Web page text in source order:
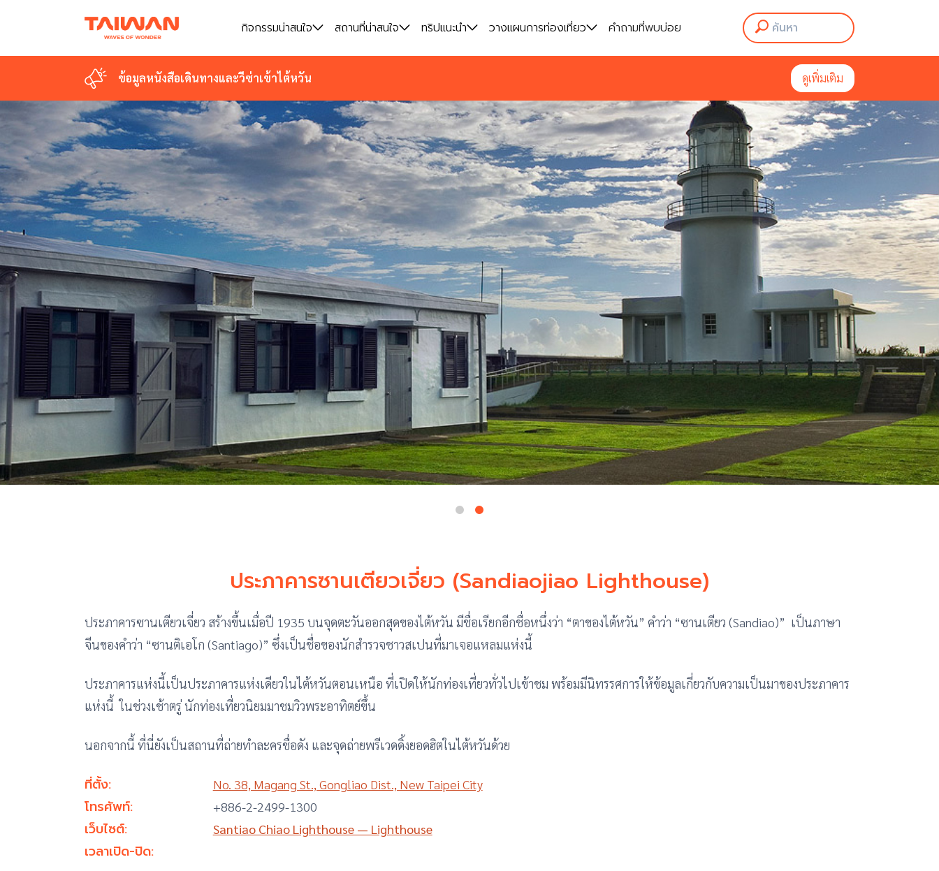
กิจกรรมน่าสนใจ สถานที่น่าสนใจ ทริปแนะนำ วางแผนการท่องเที่ยว คำถามที่พบบ่อย
ข้อมูลหนังสือเดินทางและวีซ่าเข้าไต้หวัน ดูเพิ่มเติม
ประภาคารซานเตียวเจี่ยว (Sandiaojiao Lighthouse)
ประภาคารซานเตียวเจี่ยว สร้างขึ้นเมื่อปี 1935 บนจุดตะวันออกสุดของไต้หวัน มีชื่อเรียกอีกชื่อหนึ่งว่า “ตาของไต้หวัน” คำว่า “ซานเตียว (Sandiao)” เป็นภาษา
จีนของคำว่า “ซานติเอโก (Santiago)” ซึ่งเป็นชื่อของนักสำรวจชาวสเปนที่มาเจอแหลมแห่งนี้
ประภาคารแห่งนี้เป็นประภาคารแห่งเดียวในไต้หวันตอนเหนือ ที่เปิดให้นักท่องเที่ยวทั่วไปเข้าชม พร้อมมีนิทรรศการให้ข้อมูลเกี่ยวกับความเป็นมาของประภาคาร
แห่งนี้ ในช่วงเช้าตรู่ นักท่องเที่ยวนิยมมาชมวิวพระอาทิตย์ขึ้น
นอกจากนี้ ที่นี่ยังเป็นสถานที่ถ่ายทำละครชื่อดัง และจุดถ่ายพรีเวดดิ้งยอดฮิตในไต้หวันด้วย
ที่ตั้ง: No. 38, Magang St., Gongliao Dist., New Taipei City
โทรศัพท์: +886-2-2499-1300
เว็บไซต์: Santiao Chiao Lighthouse — Lighthouse
เวลาเปิด-ปิด: